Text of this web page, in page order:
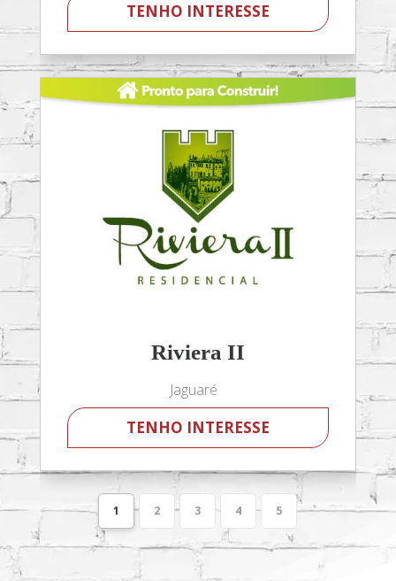
TENHO INTERESSE
Riviera II
Jaguaré
TENHO INTERESSE
1 2 3 4 5